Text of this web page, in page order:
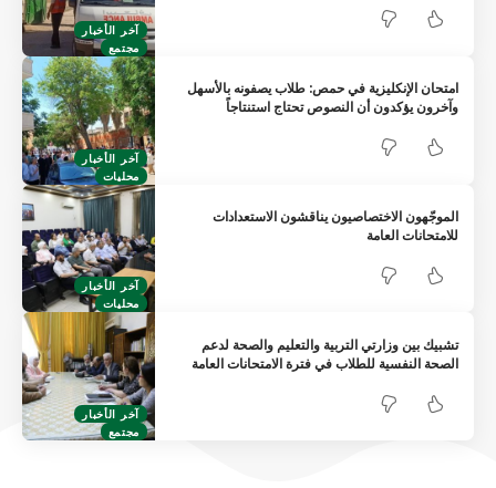
آخر الأخبار
مجتمع
آخر الأخبار
محليات
امتحان الإنكليزية في حمص: طلاب يصفونه بالأسهل
وآخرون يؤكدون أن النصوص تحتاج استنتاجاً
آخر الأخبار
محليات
الموجّهون الاختصاصيون يناقشون الاستعدادات
للامتحانات العامة
آخر الأخبار
مجتمع
تشبيك بين وزارتي التربية والتعليم والصحة لدعم
الصحة النفسية للطلاب في فترة الامتحانات العامة